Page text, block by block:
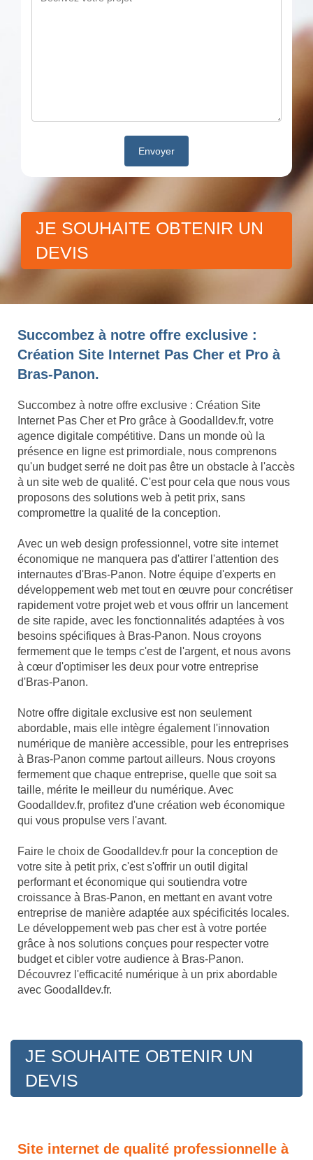
JE SOUHAITE OBTENIR UN
DEVIS
Succombez à notre offre exclusive :
Création Site Internet Pas Cher et Pro à
Bras-Panon.
Succombez à notre offre exclusive : Création Site
Internet Pas Cher et Pro grâce à Goodalldev.fr, votre
agence digitale compétitive. Dans un monde où la
présence en ligne est primordiale, nous comprenons
qu'un budget serré ne doit pas être un obstacle à l'accès
à un site web de qualité. C'est pour cela que nous vous
proposons des solutions web à petit prix, sans
compromettre la qualité de la conception.
Avec un web design professionnel, votre site internet
économique ne manquera pas d'attirer l'attention des
internautes d'Bras-Panon. Notre équipe d'experts en
développement web met tout en œuvre pour concrétiser
rapidement votre projet web et vous offrir un lancement
de site rapide, avec les fonctionnalités adaptées à vos
besoins spécifiques à Bras-Panon. Nous croyons
fermement que le temps c'est de l'argent, et nous avons
à cœur d'optimiser les deux pour votre entreprise
d'Bras-Panon.
Notre offre digitale exclusive est non seulement
abordable, mais elle intègre également l'innovation
numérique de manière accessible, pour les entreprises
à Bras-Panon comme partout ailleurs. Nous croyons
fermement que chaque entreprise, quelle que soit sa
taille, mérite le meilleur du numérique. Avec
Goodalldev.fr, profitez d'une création web économique
qui vous propulse vers l'avant.
Faire le choix de Goodalldev.fr pour la conception de
votre site à petit prix, c'est s'offrir un outil digital
performant et économique qui soutiendra votre
croissance à Bras-Panon, en mettant en avant votre
entreprise de manière adaptée aux spécificités locales.
Le développement web pas cher est à votre portée
grâce à nos solutions conçues pour respecter votre
budget et cibler votre audience à Bras-Panon.
Découvrez l'efficacité numérique à un prix abordable
avec Goodalldev.fr.
JE SOUHAITE OBTENIR UN
DEVIS
Site internet de qualité professionnelle à